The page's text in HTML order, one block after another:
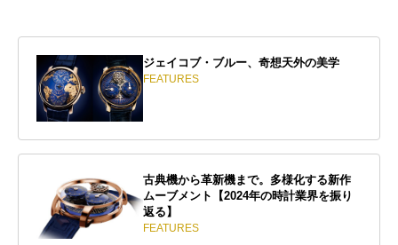
ジェイコブ・ブルー、奇想天外の美学
FEATURES
古典機から革新機まで。多様化する新作
ムーブメント【2024年の時計業界を振り
返る】
FEATURES